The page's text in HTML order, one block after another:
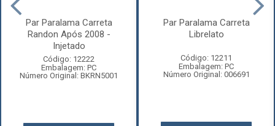
Par Paralama Carreta
Randon Após 2008 -
Injetado
Código: 12222
Embalagem: PC
Número Original: BKRN5001
Par Paralama Carreta
Librelato
Código: 12211
Embalagem: PC
Número Original: 006691